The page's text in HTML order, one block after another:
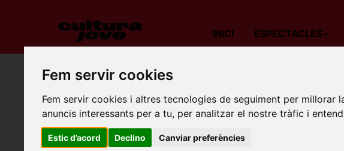
Fem servir cookies
Fem servir cookies i altres tecnologies de seguiment per
anuncis interessants per a tu, per analitzar el nostre tràfic i
Estic d’acord Declino Canviar preferències
INICI ESPECTACLES
ESPECTACLES I
CONCERTS